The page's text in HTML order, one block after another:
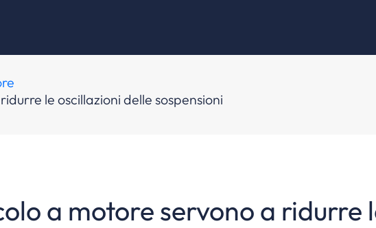
le oscillazioni delle sospensioni
a motore servono a ridurre